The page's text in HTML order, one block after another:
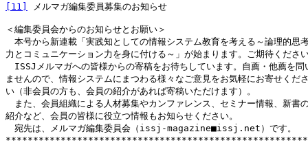
[11]
メルマガ編集委員募集のお知らせ
＜編集委員会からのお知らせとお願い＞
本号から新連載「実践知としての情報システム教育を考える～論理的思
力とコミュニケーション力を身に付ける～」が始まります。ご期待ください
ISSJメルマガへの皆様からの寄稿をお待ちしています。自薦・他薦を問
ませんので、情報システムにまつわる様々なご意見をお気軽にお寄せくださ
い（非会員の方も、会員の紹介があれば寄稿いただけます）。
また、会員組織による人材募集やカンファレンス、セミナー情報、新書
紹介など、会員の皆様に役立つ情報もお知らせください。
宛先は、メルマガ編集委員会（issj-magazine■issj.net）です。